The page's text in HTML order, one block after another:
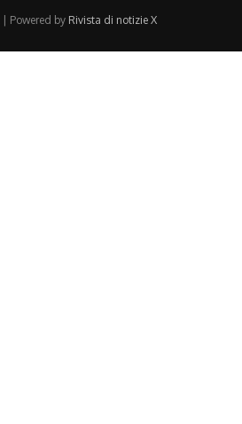
Powered by Rivista di notizie X